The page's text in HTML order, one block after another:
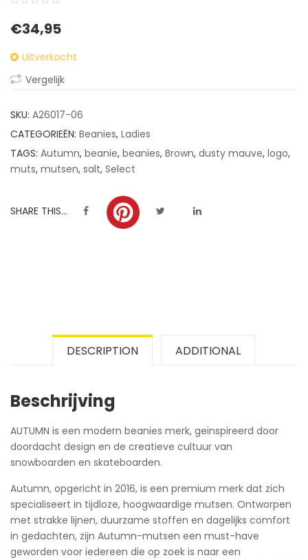
out
on
ratings
€34,95
Uitverkocht
Vergelijk
SKU: A26017-06
CATEGORIEËN: Beanies, Ladies
TAGS: Autumn, beanie, beanies, Brown, dusty mauve, logo,
muts, mutsen, salt, Select
SHARE THIS...
DESCRIPTION ADDITIONAL
Beschrijving
AUTUMN is een modern beanies merk, geïnspireerd door
doordacht design en de creatieve cultuur van
snowboarden en skateboarden.
Autumn, opgericht in 2016, is een premium merk dat zich
specialiseert in tijdloze, hoogwaardige mutsen. Ontworpen
met strakke lijnen, duurzame stoffen en dagelijks comfort
in gedachten, zijn Autumn-mutsen een must-have
geworden voor iedereen die op zoek is naar een